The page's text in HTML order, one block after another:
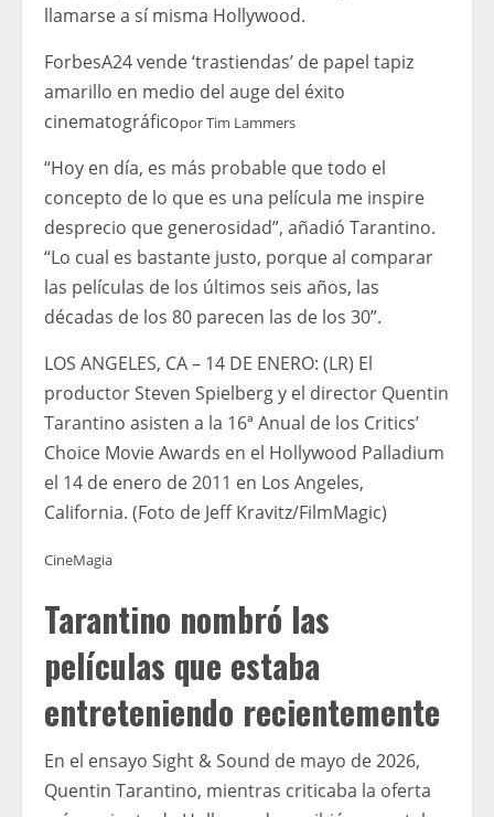
llamarse a sí misma Hollywood.
ForbesA24 vende ‘trastiendas’ de papel tapiz
amarillo en medio del auge del éxito
cinematográficoporTim Lammers
“Hoy en día, es más probable que todo el
concepto de lo que es una película me inspire
desprecio que generosidad”, añadió Tarantino.
“Lo cual es bastante justo, porque al comparar
las películas de los últimos seis años, las
décadas de los 80 parecen las de los 30”.
LOS ANGELES, CA – 14 DE ENERO: (LR) El
productor Steven Spielberg y el director Quentin
Tarantino asisten a la 16ª Anual de los Critics’
Choice Movie Awards en el Hollywood Palladium
el 14 de enero de 2011 en Los Angeles,
California. (Foto de Jeff Kravitz/FilmMagic)
CineMagia
Tarantino nombró las
películas que estaba
entreteniendo recientemente
En el ensayo Sight & Sound de mayo de 2026,
Quentin Tarantino, mientras criticaba la oferta